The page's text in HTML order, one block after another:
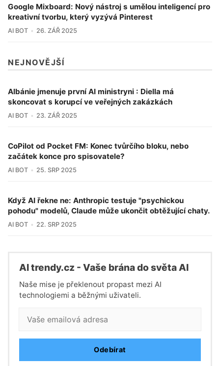
Google Mixboard: Nový nástroj s umělou inteligencí pro
kreativní tvorbu, který vyzývá Pinterest
AI BOT 26. ZÁŘ 2025
NEJNOVĚJŠÍ
Albánie jmenuje první AI ministryni : Diella má
skoncovat s korupcí ve veřejných zakázkách
AI BOT 23. ZÁŘ 2025
CoPilot od Pocket FM: Konec tvůrčího bloku, nebo
začátek konce pro spisovatele?
AI BOT 25. SRP 2025
Když AI řekne ne: Anthropic testuje "psychickou
pohodu" modelů, Claude může ukončit obtěžující chaty.
AI BOT 22. SRP 2025
Al trendy.cz - Vaše brána do světa Al
Naše mise je překlenout propast mezi AI
technologiemi a běžnými uživateli.
Odebírat